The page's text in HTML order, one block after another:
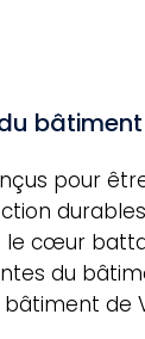
bâtiment
pour
le cœur
du
de